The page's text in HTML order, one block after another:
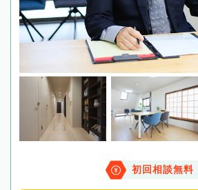
初回相談無料